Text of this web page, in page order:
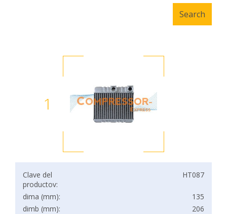
1
Clave del
productov:
HT087
dima (mm):
135
dimb (mm):
206